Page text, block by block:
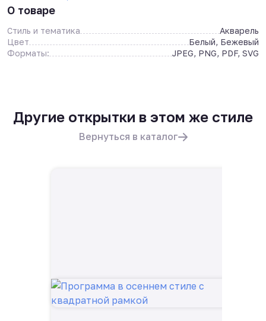
О товаре
Стиль и тематика
Акварель
Цвет
Белый, Бежевый
Форматы:
JPEG, PNG, PDF, SVG
Другие открытки в этом же стиле
Вернуться в каталог